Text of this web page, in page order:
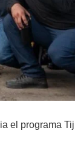
el programa